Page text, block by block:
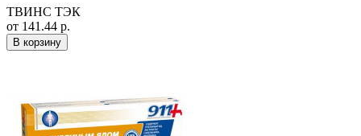
ТВИНС ТЭК
от 141.44 р.
В корзину